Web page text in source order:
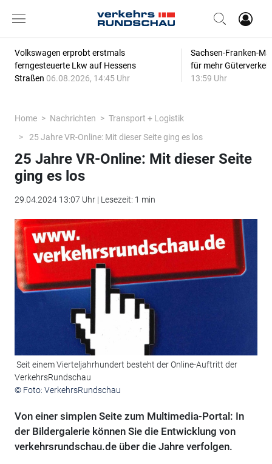
Volkswagen erprobt erstmals
ferngesteuerte Lkw auf Hessens
Straßen 06.08.2026, 14:45 Uhr
Sachsen-Franken-
für mehr
13:59 Uhr
Home Nachrichten
Transport + Logistik
25 Jahre VR-Online: Mit dieser Seite ging es los
25 Jahre VR-Online: Mit dieser Seite
ging es los
29.04.2024 13:07 Uhr | Lesezeit: 1 min
Seit einem Vierteljahrhundert besteht der Online-Auftritt der
VerkehrsRundschau
© Foto: VerkehrsRundschau
Von einer simplen Seite zum Multimedia-Portal: In
der Bildergalerie können Sie die Entwicklung von
verkehrsrundschau.de über die Jahre verfolgen.